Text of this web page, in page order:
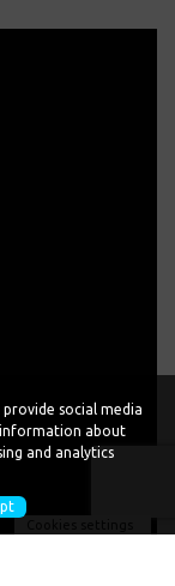
social media
information about
and analytics